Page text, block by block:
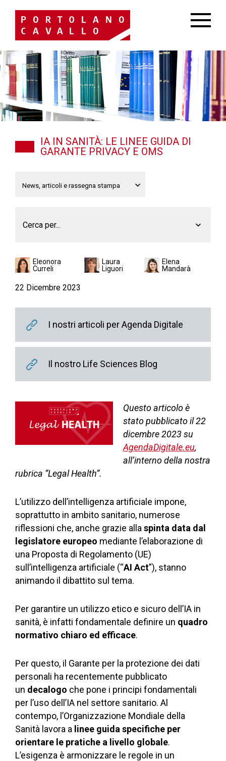
IA IN SANITÀ: LE LINEE GUIDA DI
GARANTE PRIVACY E OMS
Cerca per...
Eleonora
Curreli
Laura
Liguori
Elena
Mandarà
22 Dicembre 2023
I nostri articoli per Agenda Digitale
Il nostro Life Sciences Blog
Questo articolo è
stato pubblicato il 22
dicembre 2023 su
AgendaDigitale.eu,
all’interno della nostra
rubrica “Legal Health”.
L’utilizzo dell’intelligenza artificiale impone,
soprattutto in ambito sanitario, numerose
riflessioni che, anche grazie alla spinta data dal
legislatore europeo mediante l’elaborazione di
una Proposta di Regolamento (UE)
sull’intelligenza artificiale (“AI Act”), stanno
animando il dibattito sul tema.
Per garantire un utilizzo etico e sicuro dell’IA in
sanità, è infatti fondamentale definire un quadro
normativo chiaro ed efficace.
Per questo, il Garante per la protezione dei dati
personali ha recentemente pubblicato
un decalogo che pone i principi fondamentali
per l’uso dell’IA nel settore sanitario. Al
contempo, l’Organizzazione Mondiale della
Sanità lavora a linee guida specifiche per
orientare le pratiche a livello globale.
L’esigenza è armonizzare le regole in un